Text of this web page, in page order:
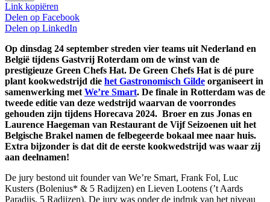
Link kopiëren
Delen op Facebook
Delen op LinkedIn
Op dinsdag 24 september streden vier teams uit Nederland en
België tijdens Gastvrij Roterdam om de winst van de
prestigieuze Green Chefs Hat. De Green Chefs Hat is dé pure
plant kookwedstrijd die het Gastronomisch Gilde organiseert in
samenwerking met We’re Smart. De finale in Rotterdam was de
tweede editie van deze wedstrijd waarvan de voorrondes
gehouden zijn tijdens Horecava 2024. Broer en zus Jonas en
Laurence Haegeman van Restaurant de Vijf Seizoenen uit het
Belgische Brakel namen de felbegeerde bokaal mee naar huis.
Extra bijzonder is dat dit de eerste kookwedstrijd was waar zij
aan deelnamen!
De jury bestond uit founder van We’re Smart, Frank Fol, Luc
Kusters (Bolenius* & 5 Radijzen) en Lieven Lootens (’t Aards
Paradijs, 5 Radijzen). De jury was onder de indruk van het niveau